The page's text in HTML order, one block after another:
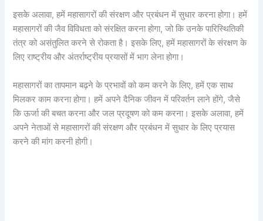
इसके अलावा, हमें महासागरों की संरक्षण और प्रबंधन में सुधार करना होगा। हमें
महासागरों की जैव विविधता को संरक्षित करना होगा, जो कि उनके पारिस्थितिकी
तंत्र को असंतुलित करने से रोकता है। इसके लिए, हमें महासागरों के संरक्षण के
लिए राष्ट्रीय और अंतर्राष्ट्रीय प्रयासों में भाग लेना होगा।
महासागरों का तापमान बढ़ने के प्रभावों को कम करने के लिए, हमें एक साथ
मिलकर काम करना होगा। हमें अपने दैनिक जीवन में परिवर्तन लाने होंगे, जैसे
कि ऊर्जा की बचत करना और जल प्रदूषण को कम करना। इसके अलावा, हमें
अपने नेताओं से महासागरों की संरक्षण और प्रबंधन में सुधार के लिए प्रयास
करने की मांग करनी होगी।